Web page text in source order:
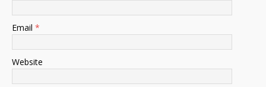
Email *
Website